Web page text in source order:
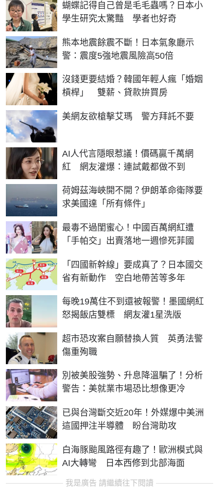
蝴蝶記得自己曾是毛毛蟲嗎？日本小
學生研究太驚豔 學者也好奇
熊本地震餘震不斷！日本氣象廳示
警：震度5強地震風險高50倍
沒錢更要結婚？韓國年輕人瘋「婚姻
槓桿」 雙薪、貸款拚買房
美網友欲槍擊艾瑪 警方拜託不要
AI人代言隱眼惹議！價碼贏千萬網
紅 網友灌爆：連試戴都做不到
荷姆茲海峽開不開？伊朗革命衛隊要
求美國達「所有條件」
最毒不過閨蜜心！中國百萬網紅遭
「手帕交」出賣落地一週慘死菲國
「四國新幹線」要成真了？日本國交
省有新動作 空白地帶苦等多年
每晚19萬住不到還被報警！墨國網紅
怒揭飯店雙標 網友灌1星洗版
超市恐攻案自願替換人質 英勇法警
傷重殉職
別被美股強勢、升息降溫騙了！分析
警告：美就業市場恐比想像更冷
已與台灣斷交近20年！外媒爆中美洲
這國押注半導體 盼台灣助攻
白海豚颱風路徑有趣了！歐洲模式與
AI大轉彎 日本西修到北部海面
我是廣告 請繼續往下閱讀